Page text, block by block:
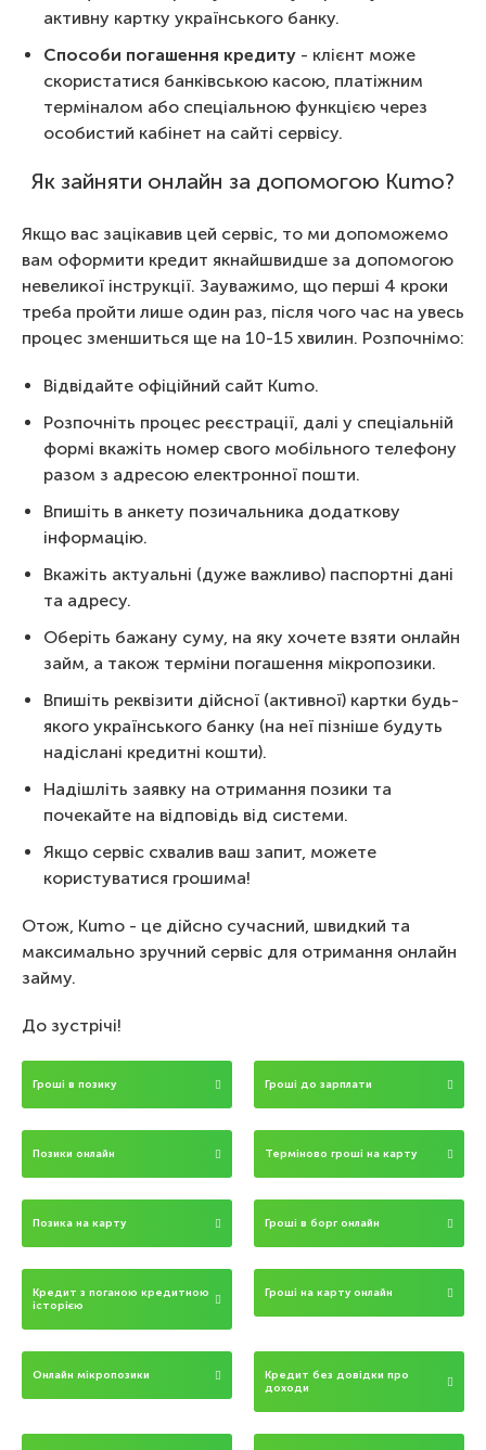
активну картку українського банку.
Способи погашення кредиту - клієнт може
скористатися банківською касою, платіжним
терміналом або спеціальною функцією через
особистий кабінет на сайті сервісу.
Як зайняти онлайн за допомогою Kumo?
Якщо вас зацікавив цей сервіс, то ми допоможемо
вам оформити кредит якнайшвидше за допомогою
невеликої інструкції. Зауважимо, що перші 4 кроки
треба пройти лише один раз, після чого час на увесь
процес зменшиться ще на 10-15 хвилин. Розпочнімо:
Відвідайте офіційний сайт Kumo.
Розпочніть процес реєстрації, далі у спеціальній
формі вкажіть номер свого мобільного телефону
разом з адресою електронної пошти.
Впишіть в анкету позичальника додаткову
інформацію.
Вкажіть актуальні (дуже важливо) паспортні дані
та адресу.
Оберіть бажану суму, на яку хочете взяти онлайн
займ, а також терміни погашення мікропозики.
Впишіть реквізити дійсної (активної) картки будь-
якого українського банку (на неї пізніше будуть
надіслані кредитні кошти).
Надішліть заявку на отримання позики та
почекайте на відповідь від системи.
Якщо сервіс схвалив ваш запит, можете
користуватися грошима!
Отож, Kumo - це дійсно сучасний, швидкий та
максимально зручний сервіс для отримання онлайн
займу.
До зустрічі!
Гроші в позику Гроші до зарплати
Позики онлайн Терміново гроші на карту
Позика на карту Гроші в борг онлайн
Кредит з поганою кредитною
історією
Гроші на карту онлайн
Онлайн мікропозики
Кредит без довідки про
доходи